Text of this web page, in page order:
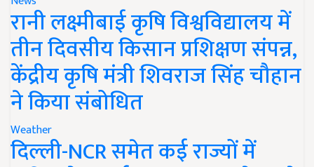
रानी लक्ष्मीबाई कृषि विश्वविद्यालय में
तीन दिवसीय किसान प्रशिक्षण संपन्न,
केंद्रीय कृषि मंत्री शिवराज सिंह चौहान
ने किया संबोधित
Weather
दिल्ली-NCR समेत कई राज्यों में